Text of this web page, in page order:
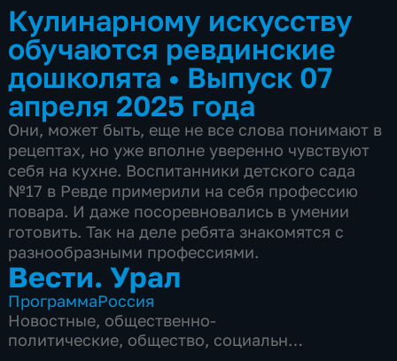
Кулинарному искусству
обучаются ревдинские
дошколята• Выпуск 07
апреля 2025 года
Они, может быть, еще не все слова понимают в
рецептах, но уже вполне уверенно чувствуют
себя на кухне. Воспитанники детского сада
№17 в Ревде примерили на себя профессию
повара. И даже посоревновались в умении
готовить. Так на деле ребята знакомятся с
разнообразными профессиями.
Вести. Урал
ПрограммаРоссия
Новостные, общественно-
политические, общество, социально-